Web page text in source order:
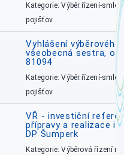
Kategorie: Výběr.řízení-
pojišťov.
Vyhlášení
všeobecná sestra,
81094
Kategorie: Výběr.řízení-
pojišťov.
VŘ - investiční
přípravy a realizace
DP Šumperk
Kategorie: Výběrová řízení